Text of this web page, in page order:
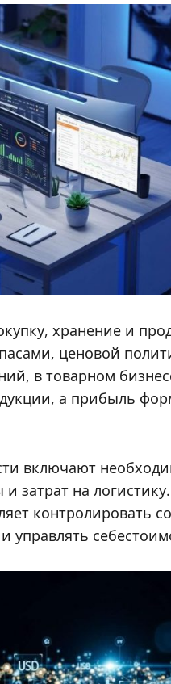
хранение и
ценовой
в товарном
а прибыль
включают
затрат на
контролировать
управлять